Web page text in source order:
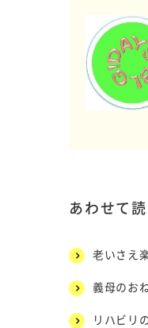
あわせて
老いさえ
義母のお
リハビリ